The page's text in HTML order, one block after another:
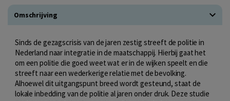
Omschrijving
Sinds de gezagscrisis van de jaren zestig streeft de politie in
Nederland naar integratie in de maatschappij. Hierbij gaat het
om een politie die goed weet wat er in de wijken speelt en die
streeft naar een wederkerige relatie met de bevolking.
Alhoewel dit uitgangspunt breed wordt gesteund, staat de
lokale inbedding van de politie al jaren onder druk. Deze studie